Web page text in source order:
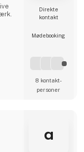
Direkte
kontakt
Møde­booking
8 kontakt­
personer
a